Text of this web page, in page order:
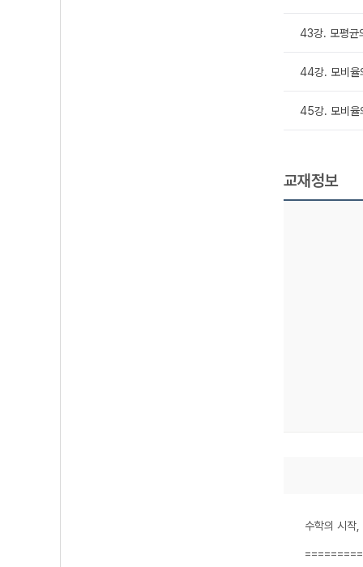
43강. 모평균
44강. 모비율
45강. 모비율
교재정보
수학의 시작